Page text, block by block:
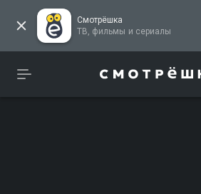
Смотрёшка
ТВ, фильмы и сериалы